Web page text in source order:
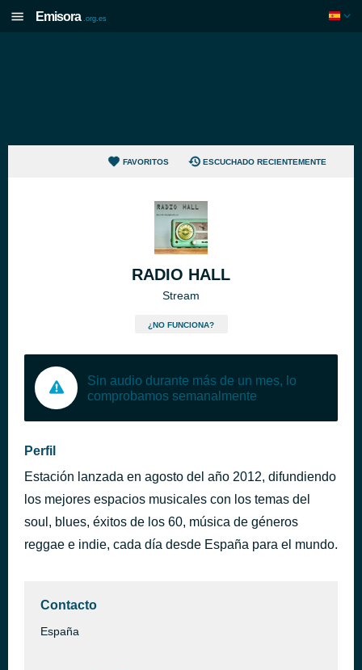
Emisora .org.es
FAVORITOS ESCUCHADO RECIENTEMENTE
RADIO HALL
Stream
¿NO FUNCIONA?
Sin audio durante más de un mes, lo
comprobamos semanalmente
Perfil
Estación lanzada en agosto del año 2012, difundiendo
los mejores espacios musicales con los temas del
soul, blues, éxitos de los 60, música de géneros
reggae e indie, cada día desde España para el mundo.
Contacto
España